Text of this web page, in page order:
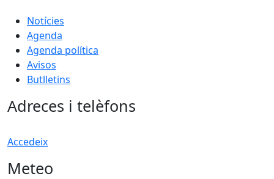
Notícies
Agenda
Agenda política
Avisos
Butlletins
Adreces i telèfons
Accedeix
Meteo